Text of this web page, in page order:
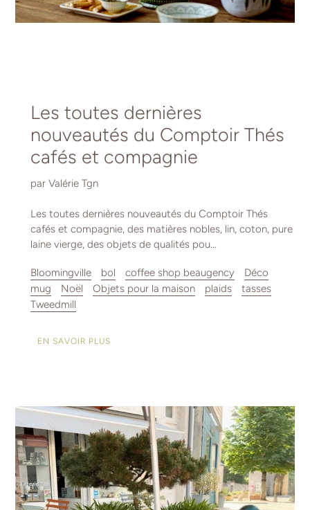
Les toutes dernières
nouveautés du Comptoir Thés
cafés et compagnie
par Valérie Tgn
Les toutes dernières nouveautés du Comptoir Thés
cafés et compagnie, des matières nobles, lin, coton, pure
laine vierge, des objets de qualités pou...
Bloomingville bol coffee shop beaugency
Déco
mug
Noël Objets pour la maison plaids
tasses
Tweedmill
EN SAVOIR PLUS